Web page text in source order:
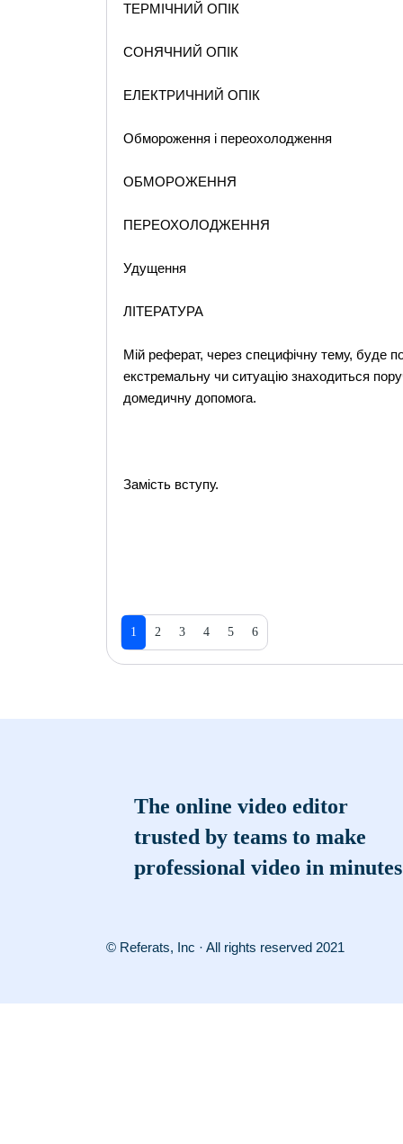
ТЕРМІЧНИЙ ОПІК
СОНЯЧНИЙ ОПІК
ЕЛЕКТРИЧНИЙ ОПІК
Обмороження і переохолодження
ОБМОРОЖЕННЯ
ПЕРЕОХОЛОДЖЕННЯ
Удущення
ЛІТЕРАТУРА
Мій реферат, через специфічну тему, буде
екстремальну чи ситуацію знаходиться
домедичну допомога.
Замість вступу.
1 2 3 4 5 6
The online video editor
trusted by teams to make
professional video in minutes
© Referats, Inc · All rights reserved 2021